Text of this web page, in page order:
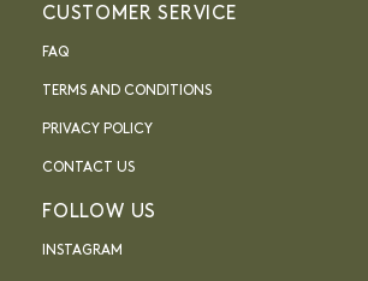
CUSTOMER SERVICE
FAQ
TERMS AND CONDITIONS
PRIVACY POLICY
CONTACT US
FOLLOW US
INSTAGRAM